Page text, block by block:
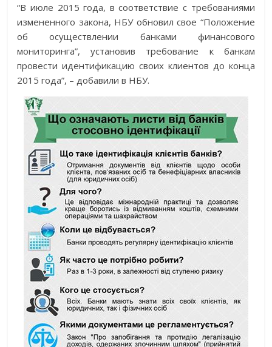
“В июле 2015 года, в соответствие с требованиями
измененного закона, НБУ обновил свое “Положение
об осуществлении банками финансового
мониторинга”, установив требование к банкам
провести идентификацию своих клиентов до конца
2015 года”, – добавили в НБУ.